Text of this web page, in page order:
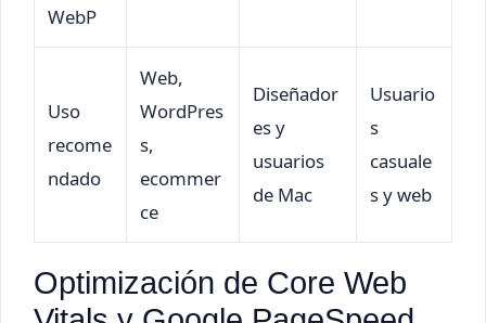
WebP
Uso
recome
ndado
Web,
WordPres
s,
ecommer
ce
Diseñador
es y
usuarios
de Mac
Usuario
s
casuale
s y web
Optimización de Core Web